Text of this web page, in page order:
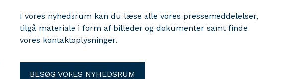
I vores nyhedsrum kan du læse alle vores pressemeddelelser,
tilgå materiale i form af billeder og dokumenter samt finde
vores kontaktoplysninger.
BESØG VORES NYHEDSRUM